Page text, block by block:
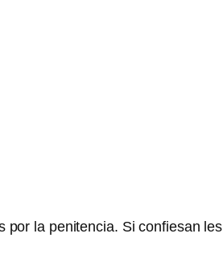
la penitencia. Si confiesan les